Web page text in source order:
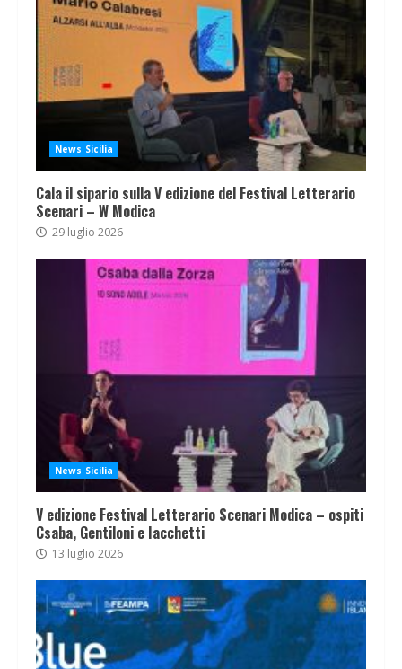
News Sicilia
Cala il sipario sulla V edizione del Festival Letterario
Scenari – W Modica
29 luglio 2026
News Sicilia
V edizione Festival Letterario Scenari Modica – ospiti
Csaba, Gentiloni e Iacchetti
13 luglio 2026